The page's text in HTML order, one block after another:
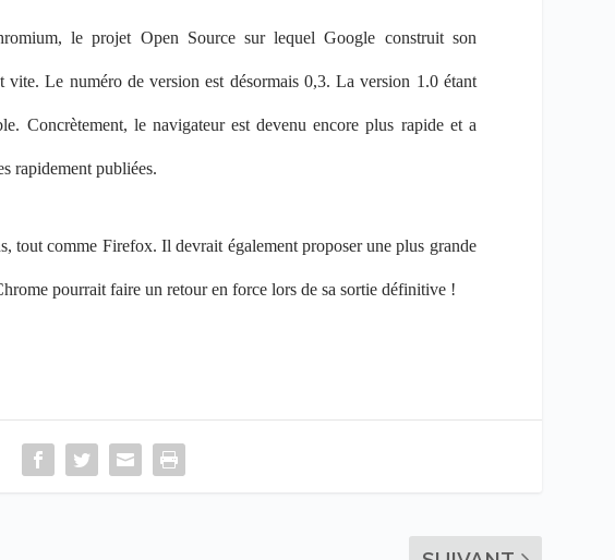
le projet Open Source sur lequel Google construit son
vite. Le numéro de version est désormais 0,3. La version 1.0 étant
Concrètement, le navigateur est devenu encore plus rapide et a
rapidement publiées.
tout comme Firefox. Il devrait également proposer une plus grande
pourrait faire un retour en force lors de sa sortie définitive !